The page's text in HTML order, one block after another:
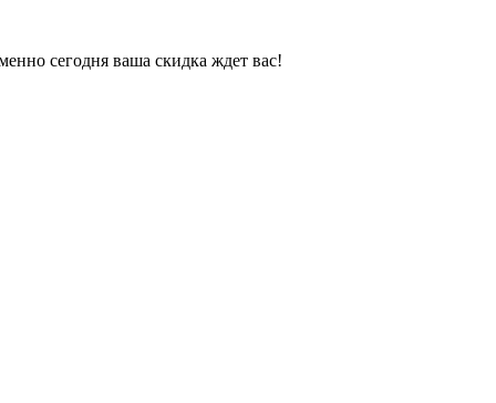
сегодня ваша скидка ждет вас!